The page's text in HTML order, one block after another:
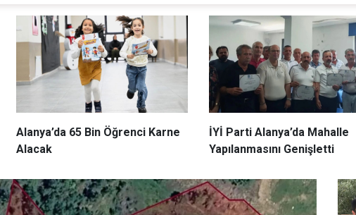
Alanya’da 65 Bin Öğrenci Karne
Alacak
İYİ Parti Alanya’da Mahalle
Yapılanmasını Genişletti